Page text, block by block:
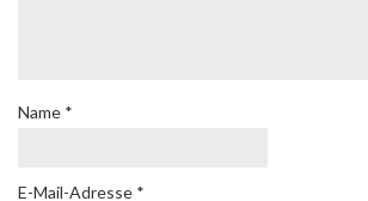
Name *
E-Mail-Adresse *